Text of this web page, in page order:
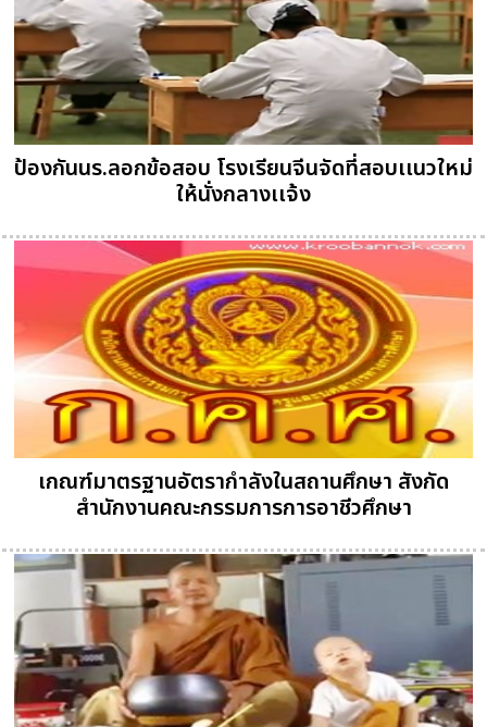
ป้องกันนร.ลอกข้อสอบ โรงเรียนจีนจัดที่สอบเเนวใหม่
ให้นั่งกลางเเจ้ง
เกณฑ์มาตรฐานอัตรากำลังในสถานศึกษา สังกัด
สำนักงานคณะกรรมการการอาชีวศึกษา